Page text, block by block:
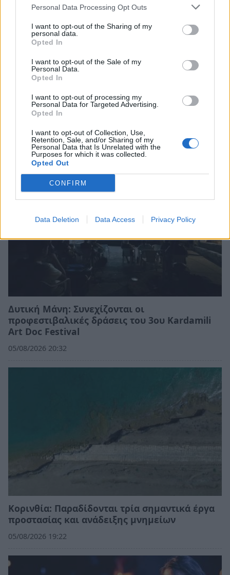
Personal Data Processing Opt Outs
I want to opt-out of the Sharing of my
personal data.
Opted In
I want to opt-out of the Sale of my
Personal Data.
Opted In
I want to opt-out of processing my
Personal Data for Targeted Advertising.
Opted In
I want to opt-out of Collection, Use,
Retention, Sale, and/or Sharing of my
Personal Data that Is Unrelated with the
Purposes for which it was collected.
Opted Out
CONFIRM
Data Deletion Data Access Privacy Policy
Σχετικά Άρθρα
Δυτική Μάνη: Συνεχίζονται οι
προφεστιβαλικές δράσεις του 3ου Kardamili
Art Doc Festival
05/08/2026 20:32
Κορινθία: Παραδίδονται τρία σημαντικά έργα
προστασίας και ανάδειξης μνημείων
05/08/2026 19:22